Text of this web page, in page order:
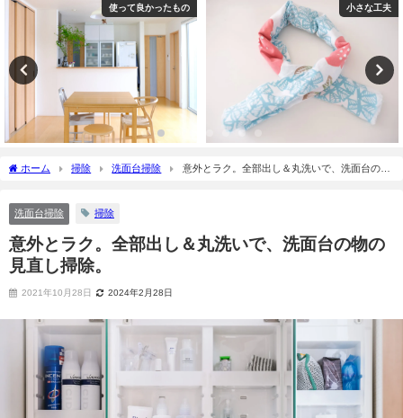
使って良かったもの 小さな工夫
ホーム 掃除 洗面台掃除
意外とラク。全部出し＆丸洗いで、洗面台の物
洗面台掃除 掃除
意外とラク。全部出し＆丸洗いで、洗面台の物の
見直し掃除。
2021年10月28日 2024年2月28日